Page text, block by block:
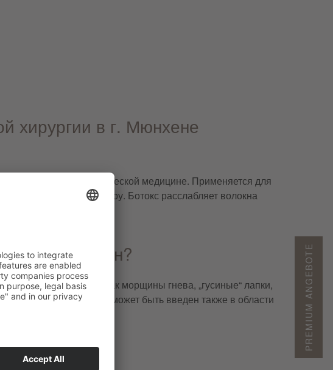
хирургии в г. Мюнхене
косметологии и эстетической медицине. Применяется для
на лицевую мускулатуру. Ботокс расслабляет волокна
ботулотоксин?
морщин, таких как морщины гнева, „гусиные“ лапки,
трети лица, однако, может быть введен также в области
PREMIUM ANGEBOTE